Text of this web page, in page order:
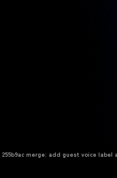
255b9ac merge: add guest voice